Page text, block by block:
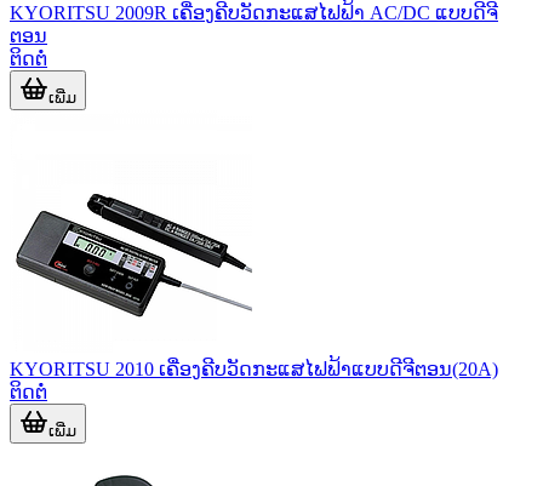
KYORITSU 2009R ເຄື່ອງຄີບວັດກະແສໄຟຟ້າ AC/DC ແບບດີຈີ
ຕອນ
ຕິດຕໍ່
ເພີ່ມ
KYORITSU 2010 ເຄື່ອງຄີບວັດກະແສໄຟຟ້າແບບດີຈີຕອນ(20A)
ຕິດຕໍ່
ເພີ່ມ